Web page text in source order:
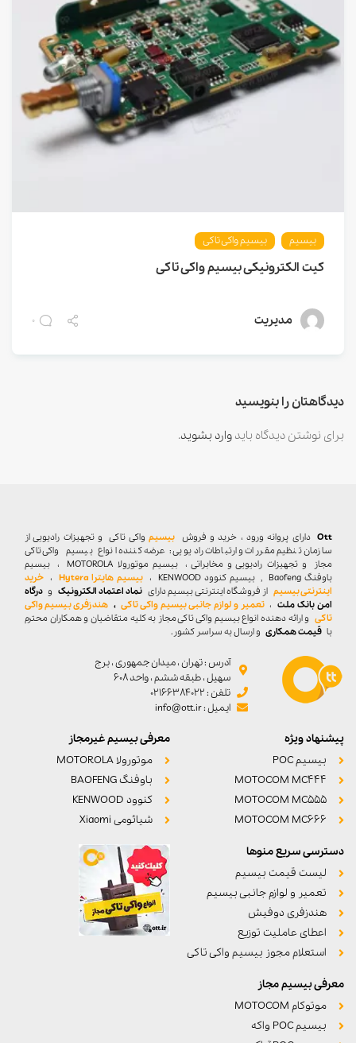
بیسیم بیسیم واکی تاکی
کیت الکترونیکی بیسیم واکی تاکی
مدیریت 0
دیدگاهتان را بنویسید
برای نوشتن دیدگاه باید وارد بشوید.
Ottدارای پروانه ورود ، خرید و فروش بیسیمواکی تاکیو تجهیزات رادیویی از
سازمان تنظیم مقررات و ارتباطات رادیویی : عرضه کننده انواع بیسیم واکی تاکی
مجاز و تجهیزات رادیویی و مخابراتی ، بیسیم موتورولا MOTOROLA ، بیسیم
باوفنگ Baofeng , بیسیم کنوود KENWOOD ،
بیسیم هایترا Hytera ، خرید
اینترنتی بیسیم از فروشگاه اینترنتی بیسیم دارای نماد اعتماد الکترونیک و درگاه
امن بانک ملت،تعمیر و لوازم جانبی بیسیم واکی تاکی،هندزفری بیسیم واکی
تاکی و ارائه دهنده انواع بیسیم واکی تاکی مجاز به کلیه متقاضیان و همکاران محترم
با قیمت همکاری و ارسال به سراسر کشور.
آدرس : تهران ، میدان جمهوری ، برج
سهیل ، طبقه ششم ، واحد ۶۰۸
تلفن : 02166384022
ایمیل : info@ott.ir
پیشنهاد ویژه
بیسیم POC
MOTOCOM MC444
MOTOCOM MC555
MOTOCOM MC666
دسترسی سریع منوها
لیست قیمت بیسیم
تعمیر و لوازم جانبی بیسیم
هندزفری دوفیش
اعطای عاملیت توزیع
استعلام مجوز بیسیم واکی تاکی
معرفی بیسیم غیرمجاز
موتورولا MOTOROLA
باوفنگ BAOFENG
کنوود KENWOOD
شیائومی Xiaomi
معرفی بیسیم مجاز
موتوکام MOTOCOM
بیسیم POC واکه